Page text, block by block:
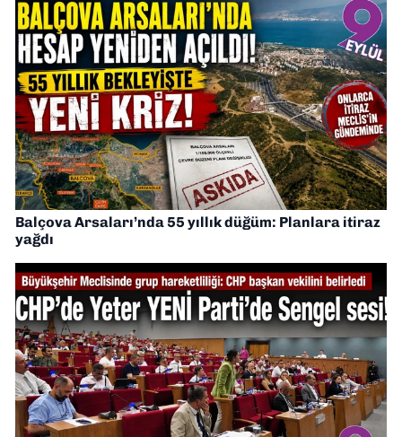
Balçova Arsaları’nda 55 yıllık düğüm: Planlara itiraz
yağdı